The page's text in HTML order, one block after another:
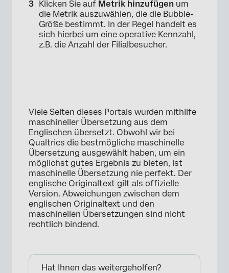
×
Klicken Sie auf Metrik hinzufügen um
die Metrik auszuwählen, die die Bubble-
Größe bestimmt. In der Regel handelt es
sich hierbei um eine operative Kennzahl,
z.B. die Anzahl der Filialbesucher.
Viele Seiten dieses Portals wurden mithilfe
maschineller Übersetzung aus dem
Englischen übersetzt. Obwohl wir bei
Qualtrics die bestmögliche maschinelle
Übersetzung ausgewählt haben, um ein
möglichst gutes Ergebnis zu bieten, ist
maschinelle Übersetzung nie perfekt. Der
englische Originaltext gilt als offizielle
Version. Abweichungen zwischen dem
englischen Originaltext und den
maschinellen Übersetzungen sind nicht
rechtlich bindend.
Hat Ihnen das weitergeholfen?